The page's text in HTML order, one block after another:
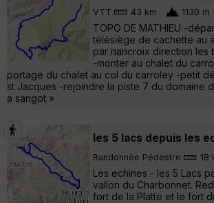
VTT 43 km 1130 m
TOPO DE MATHIEU -
télésiège de cachette au
par nancroix direction les
-monter au chalet du
portage du chalet au col du carroley -petit
st Jacques -rejoindre la piste 7 du domaine
a sangot »
les 5 lacs depuis les
Randonnée Pédestre 18
Les echines - les 5 Lacs
vallon du Charbonnet.
fort de la Platte et le fort